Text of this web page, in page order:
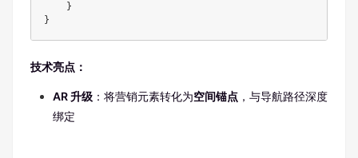
    }
}
技术亮点：
AR 升级 ：将营销元素转化为空间锚点 ，与导航路径深度
绑定